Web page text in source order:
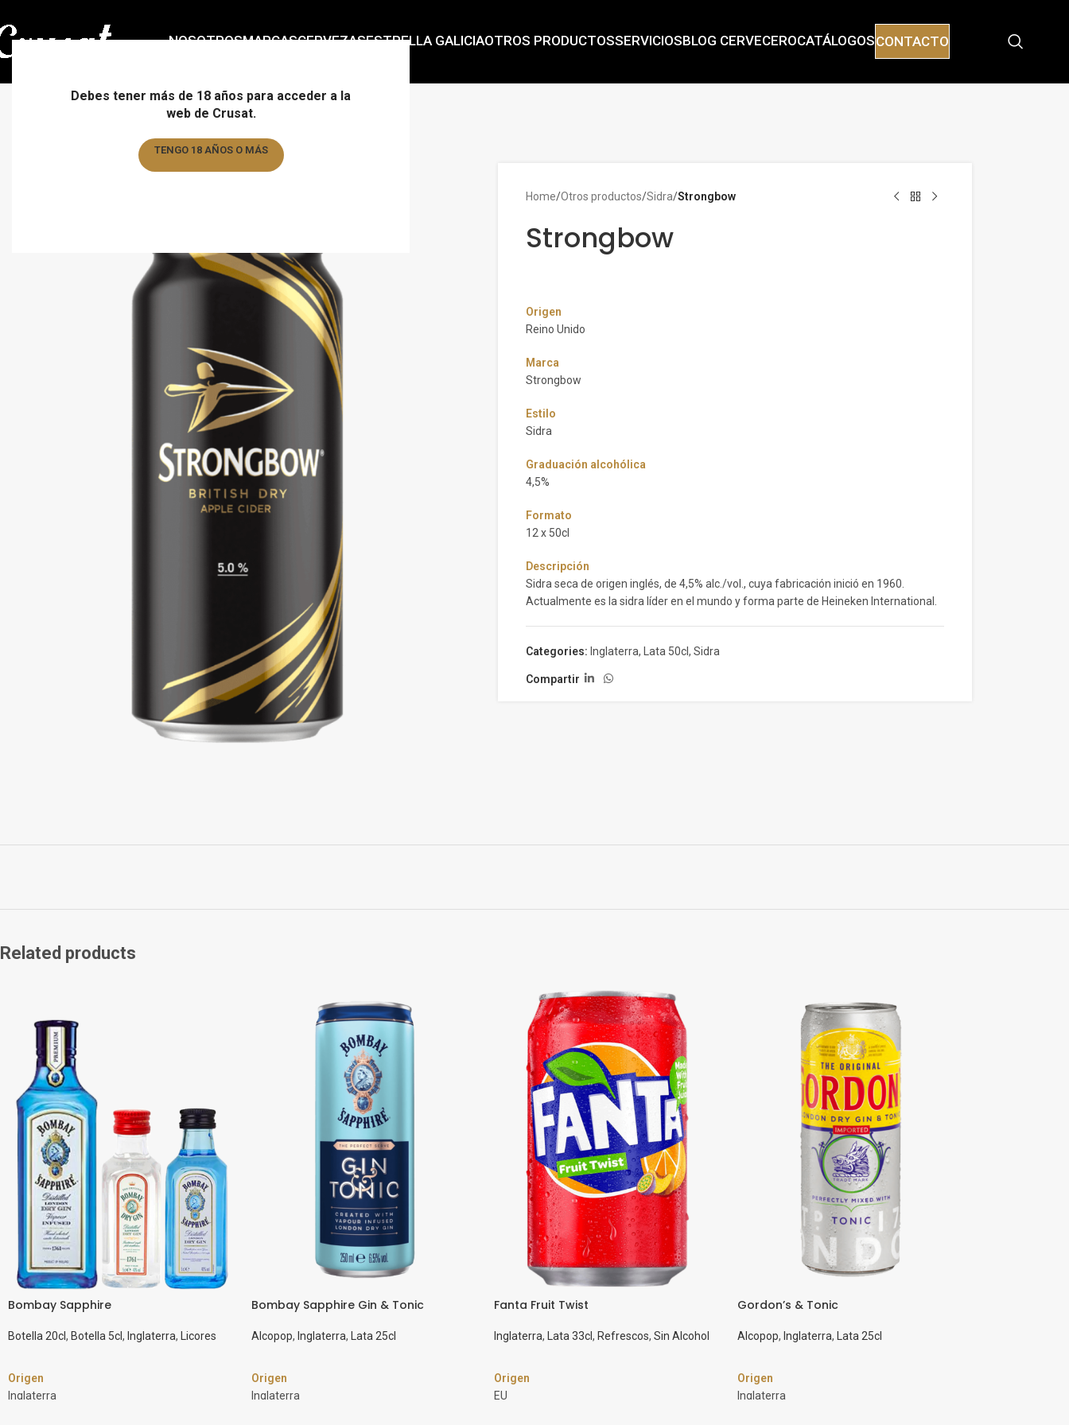
Debes tener más de 18 años para acceder a la
web de Crusat.
TENGO 18 AÑOS O MÁS
NOSOTROSMARCASCERVEZASESTRELLA GALICIAOTROS PRODUCTOSSERVICIOSBLOG CERVECEROCATÁLOGOSCONTACTO
Home/Otros productos/Sidra/Strongbow
Strongbow
Origen
Reino Unido
Marca
Strongbow
Estilo
Sidra
Graduación alcohólica
4,5%
Formato
12 x 50cl
Descripción
Sidra seca de origen inglés, de 4,5% alc./vol., cuya fabricación inició en 1960.
Actualmente es la sidra líder en el mundo y forma parte de Heineken International.
Categories: Inglaterra, Lata 50cl, Sidra
Compartir
Related products
Bombay Sapphire
Botella 20cl, Botella 5cl, Inglaterra, Licores
Origen
Inglaterra
Bombay Sapphire Gin & Tonic
Alcopop, Inglaterra, Lata 25cl
Origen
Inglaterra
Fanta Fruit Twist
Inglaterra, Lata 33cl, Refrescos, Sin Alcohol
Origen
EU
Gordon’s & Tonic
Alcopop, Inglaterra, Lata 25cl
Origen
Inglaterra